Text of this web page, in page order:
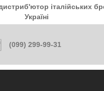
італійських
Україні
(099) 299-99-31